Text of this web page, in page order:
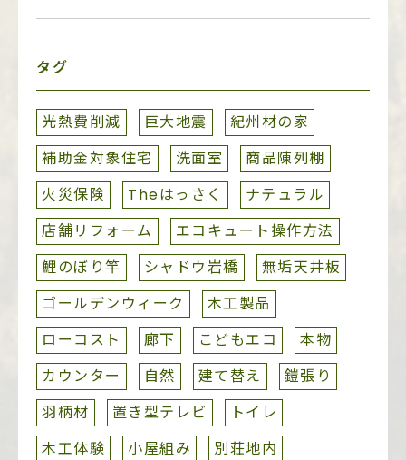
タグ
光熱費削減 巨大地震
紀州材の家
補助金対象住宅
洗面室
商品陳列棚
火災保険
Theはっさく
ナテュラル
店舗リフォーム
エコキュート操作方法
鯉のぼり竿
シャドウ岩橋
無垢天井板
ゴールデンウィーク
木工製品
ローコスト
廊下 こどもエコ
本物
カウンター
自然 建て替え
鎧張り
羽柄材
置き型テレビ
トイレ
木工体験
小屋組み
別荘地内